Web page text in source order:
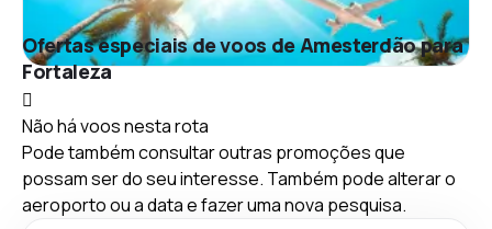
Ofertas especiais de voos de Amesterdão para
Fortaleza
Não há voos nesta rota
Pode também consultar outras promoções que
possam ser do seu interesse. Também pode alterar o
aeroporto ou a data e fazer uma nova pesquisa.